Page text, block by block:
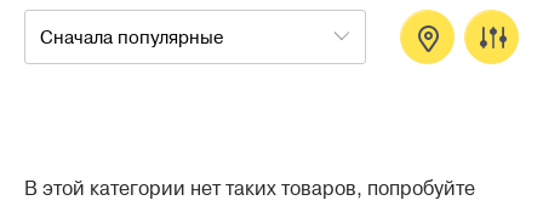
Сначала популярные
В этой категории нет таких товаров, попробуйте